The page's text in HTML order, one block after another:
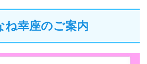
ね幸座のご案内